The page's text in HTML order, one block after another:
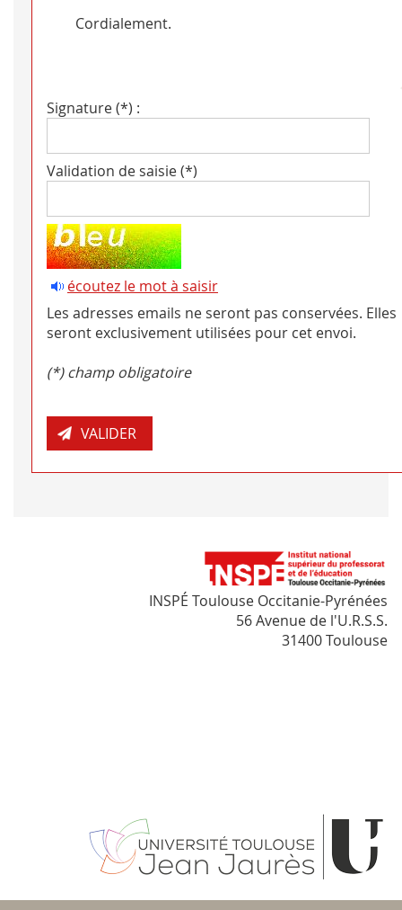
Cordialement.
Signature (*) :
Validation de saisie (*)
écoutez le mot à saisir
Les adresses emails ne seront pas conservées. Elles
seront exclusivement utilisées pour cet envoi.
(*) champ obligatoire
INSPÉ Toulouse Occitanie-Pyrénées
56 Avenue de l'U.R.S.S.
31400 Toulouse